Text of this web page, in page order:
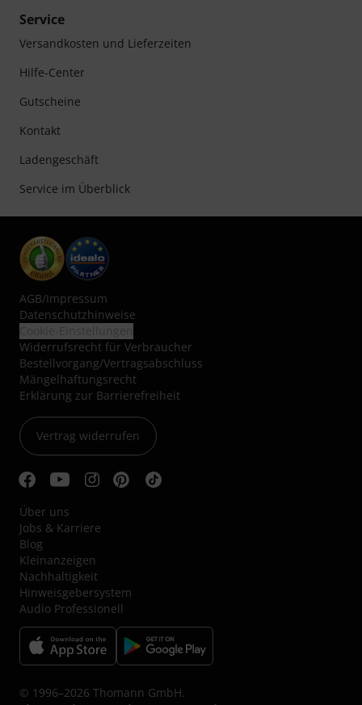
Service
Versandkosten und Lieferzeiten
Hilfe-Center
Gutscheine
Kontakt
Ladengeschäft
Service im Überblick
AGB/Impressum
Datenschutzhinweise
Widerrufsrecht für Verbraucher
Bestellvorgang/Vertragsabschluss
Mängelhaftungsrecht
Erklärung zur Barrierefreiheit
Vertrag widerrufen
Über uns
Jobs & Karriere
Blog
Kleinanzeigen
Nachhaltigkeit
Hinweisgebersystem
Audio Professionell
© 1996–2026 Thomann GmbH.